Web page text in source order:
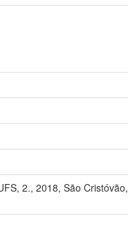
2., 2018, São Cristóvão,